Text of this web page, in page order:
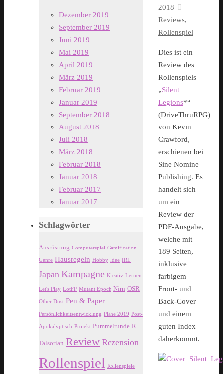
2018
Reviews,
Rollenspiel
Dies ist ein
Review des
Rollenspiels
„Silent
Legions*“
(DriveThruRPG)
von Kevin
Crawford,
erschienen bei
Sine Nomine
Publishing. Es
handelt sich
um ein
Review der
PDF-Ausgabe,
welche mit
189 Seiten,
inklusive
farbigem
Front- und
Back-Cover
und einem
guten Index
daherkommt.
Dezember 2019
September 2019
Juni 2019
Mai 2019
April 2019
März 2019
Februar 2019
Januar 2019
September 2018
August 2018
Juli 2018
März 2018
Februar 2018
Januar 2018
Februar 2017
Januar 2017
Schlagwörter
Ausrüstung Computerspiel Gamification
Genre Hausregeln Hobby Idee IRL
Japan Kampagne Kreativ Lernen
Let's Play LotFP Mutant Epoch Nirn OSR
Other Dust Pen & Paper
Persönlichkeitsentwicklung Pläne 2019 Post-
Apokalyptisch Projekt Pummelrunde R.
Talsorian Review Rezension
Rollenspiel Rollenspiele